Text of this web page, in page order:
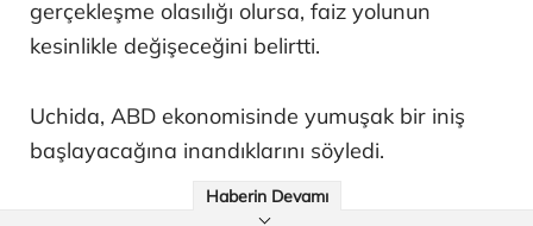
gerçekleşme olasılığı olursa, faiz yolunun
kesinlikle değişeceğini belirtti.
Uchida, ABD ekonomisinde yumuşak bir iniş
başlayacağına inandıklarını söyledi.
Haberin Devamı